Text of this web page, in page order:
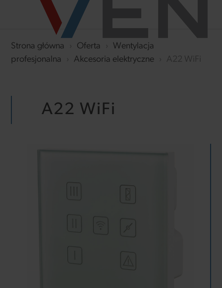
Strona główna › Oferta ›
Wentylacja
profesjonalna
› Akcesoria elektryczne › A22 WiFi
A22 WiFi